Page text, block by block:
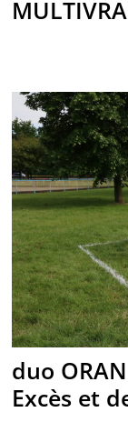
duo
Excès et